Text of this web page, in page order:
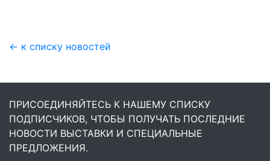
← к списку новостей
ПРИСОЕДИНЯЙТЕСЬ К НАШЕМУ СПИСКУ
ПОДПИСЧИКОВ, ЧТОБЫ ПОЛУЧАТЬ ПОСЛЕДНИЕ
НОВОСТИ ВЫСТАВКИ И СПЕЦИАЛЬНЫЕ
ПРЕДЛОЖЕНИЯ.